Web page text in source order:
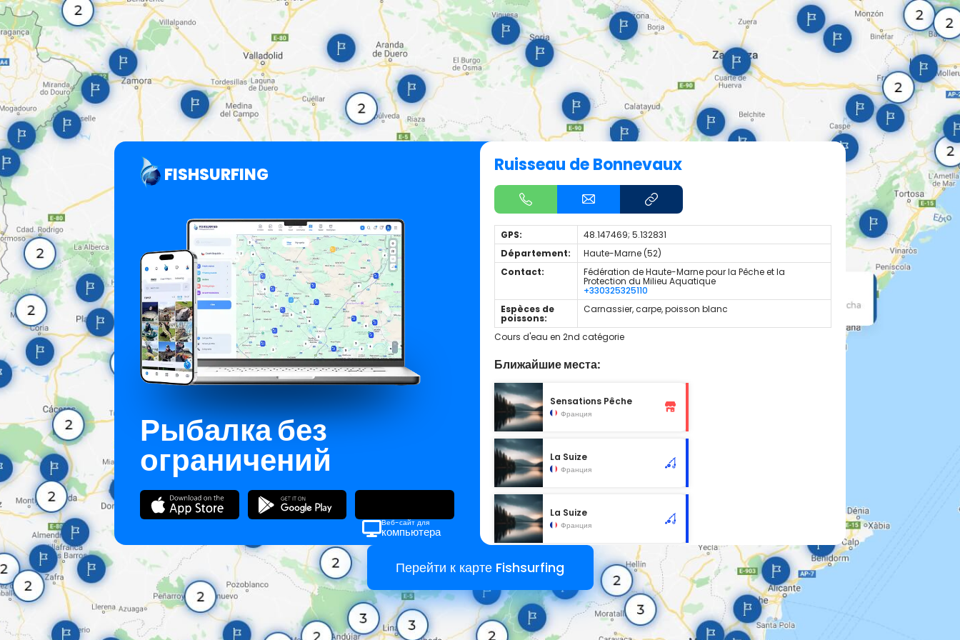
FISHSURFING
Рыбалка без
ограничений
Веб-сайт для
компьютера
Ruisseau de Bonnevaux
GPS:
48.147469; 5.132831
Département:
Haute-Marne (52)
Contact:
Fédération de Haute-Marne pour la Pêche et la
Protection du Milieu Aquatique
+330325325110
Espèces de
poissons:
Carnassier, carpe, poisson blanc
Cours d'eau en 2nd catégorie
Ближайшие места:
Sensations Pêche
Франция
La Suize
Франция
La Suize
Франция
Перейти к карте Fishsurfing